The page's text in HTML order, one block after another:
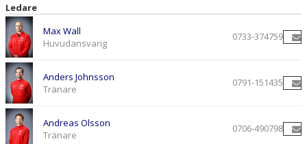
Ledare
Max Wall
Huvudansvarig
0733-374759
Anders Johnsson
Tränare
0791-151435
Andreas Olsson
Tränare
0706-490798